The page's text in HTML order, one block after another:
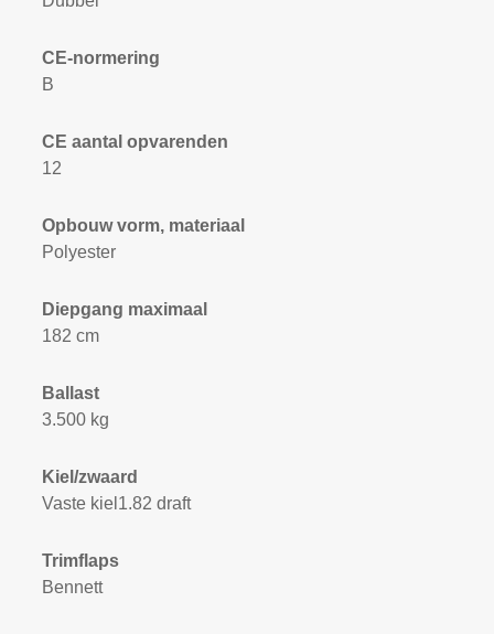
CE-normering
B
CE aantal opvarenden
12
Opbouw vorm, materiaal
Polyester
Diepgang maximaal
182 cm
Ballast
3.500 kg
Kiel/zwaard
Vaste kiel1.82 draft
Trimflaps
Bennett